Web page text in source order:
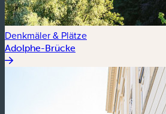
Denkmäler & Plätze
Adolphe-Brücke